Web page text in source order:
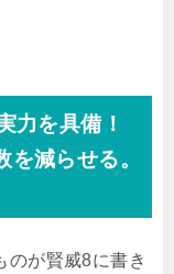
力を具備！
減らせる。
のが賢威8に書き